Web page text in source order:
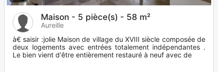
Maison - 5 pièce(s) - 58 m²
Aureille
à€ saisir :jolie Maison de village du XVIII siècle composée de
deux logements avec entrées totalement indépendantes .
Le bien vient d'être entièrement restauré à neuf avec de